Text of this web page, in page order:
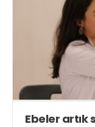
Ebeler artık